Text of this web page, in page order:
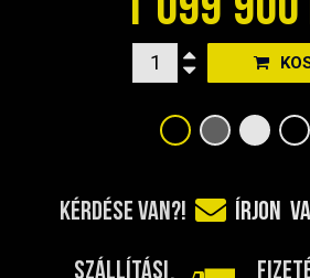
LÁMPÁK, BÚRÁK
MOTORBLOKK KOMPLETT
RUHÁZAT, VÉDŐFELSZERELÉSEK
KÉRDÉSE VAN?! ÍRJON
SZÁLLÍTÁSI